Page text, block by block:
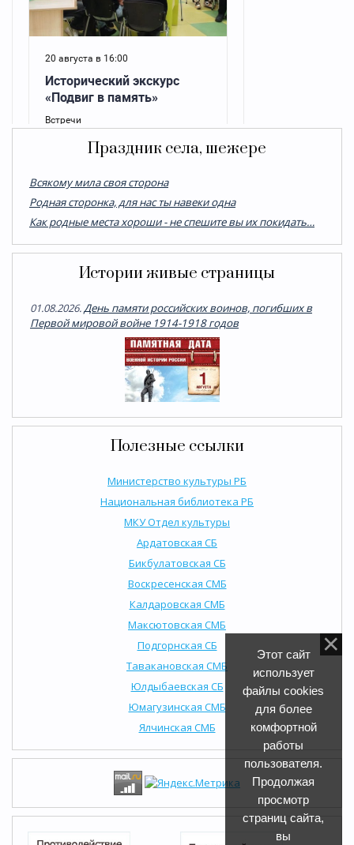
Праздник села, шежере
Всякому мила своя сторона
Родная сторонка, для нас ты навеки одна
Как родные места хороши - не спешите вы их покидать…
Истории живые страницы
01.08.2026.День памяти российских воинов, погибших в
Первой мировой войне 1914-1918 годов
Полезные ссылки
Министерство культуры РБ
Национальная библиотека РБ
МКУ Отдел культуры
Ардатовская СБ
Бикбулатовская СБ
Воскресенская СМБ
Калдаровская СМБ
Максютовская СМБ
Подгорнская СБ
Тавакановская СМБ
Юлдыбаевская СБ
Юмагузинская СМБ
Ялчинская СМБ
Этот сайт
использует
файлы cookies
для более
комфортной
работы
пользователя.
Продолжая
просмотр
страниц сайта,
вы